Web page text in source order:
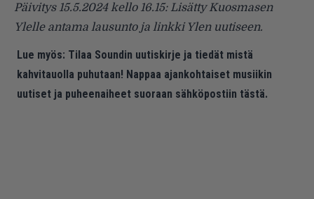
Päivitys 15.5.2024 kello 16.15: Lisätty Kuosmasen
Ylelle antama lausunto ja linkki Ylen uutiseen.
Lue myös: Tilaa Soundin uutiskirje ja tiedät mistä
kahvitauolla puhutaan! Nappaa ajankohtaiset musiikin
uutiset ja puheenaiheet suoraan sähköpostiin tästä.